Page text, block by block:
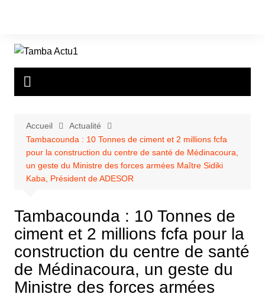
Accueil
Actualité
Tambacounda : 10 Tonnes de ciment et 2 millions fcfa
pour la construction du centre de santé de Médinacoura,
un geste du Ministre des forces armées Maître Sidiki
Kaba, Président de ADESOR
Tambacounda : 10 Tonnes de
ciment et 2 millions fcfa pour la
construction du centre de santé
de Médinacoura, un geste du
Ministre des forces armées